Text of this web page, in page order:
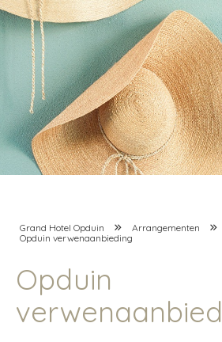
Grand Hotel Opduin
Arrangementen
Opduin verwenaanbieding
Opduin